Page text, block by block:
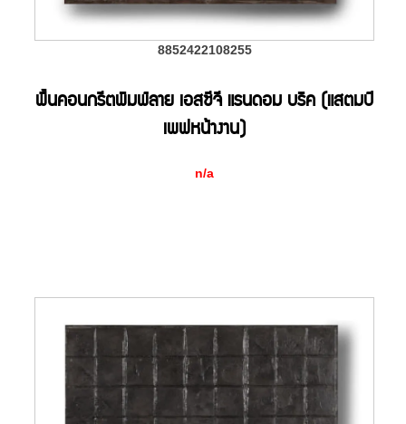
8852422108255
พื้นคอนกรีตพิมพ์ลาย เอสซีจี แรนดอม บริค (แสตมป์
เพฟหน้างาน)
n/a